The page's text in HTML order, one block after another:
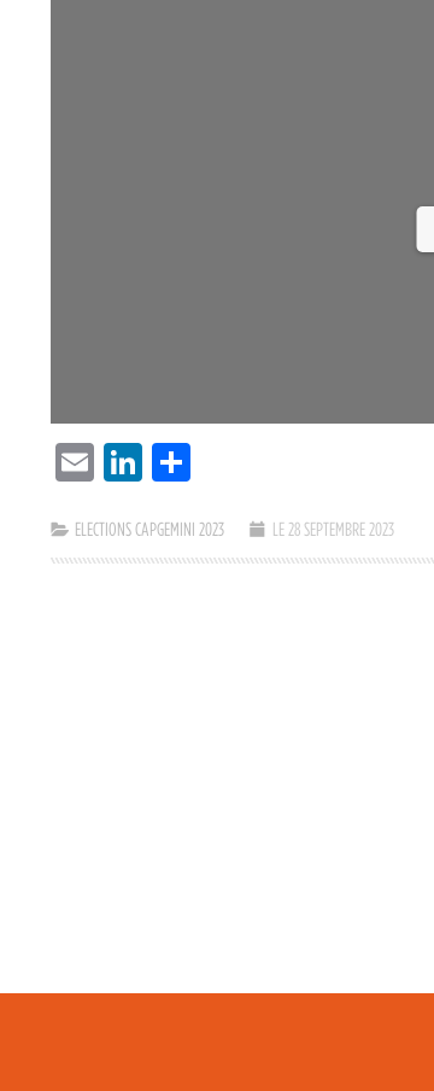
EMAIL LINKEDIN
ELECTIONS CAPGEMINI 2023 LE 28 SEPTEMBRE 2023